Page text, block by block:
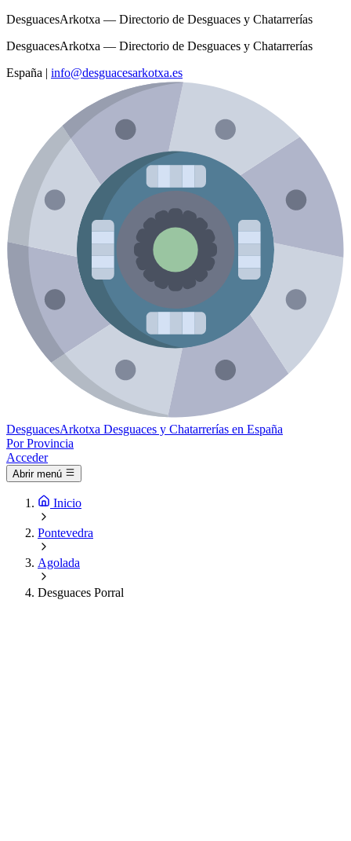
DesguacesArkotxa — Directorio de Desguaces y Chatarrerías
DesguacesArkotxa — Directorio de Desguaces y Chatarrerías
España | info@desguacesarkotxa.es
DesguacesArkotxa Desguaces y Chatarrerías en España
Por Provincia
Acceder
Abrir menú
Inicio
Pontevedra
Agolada
Desguaces Porral